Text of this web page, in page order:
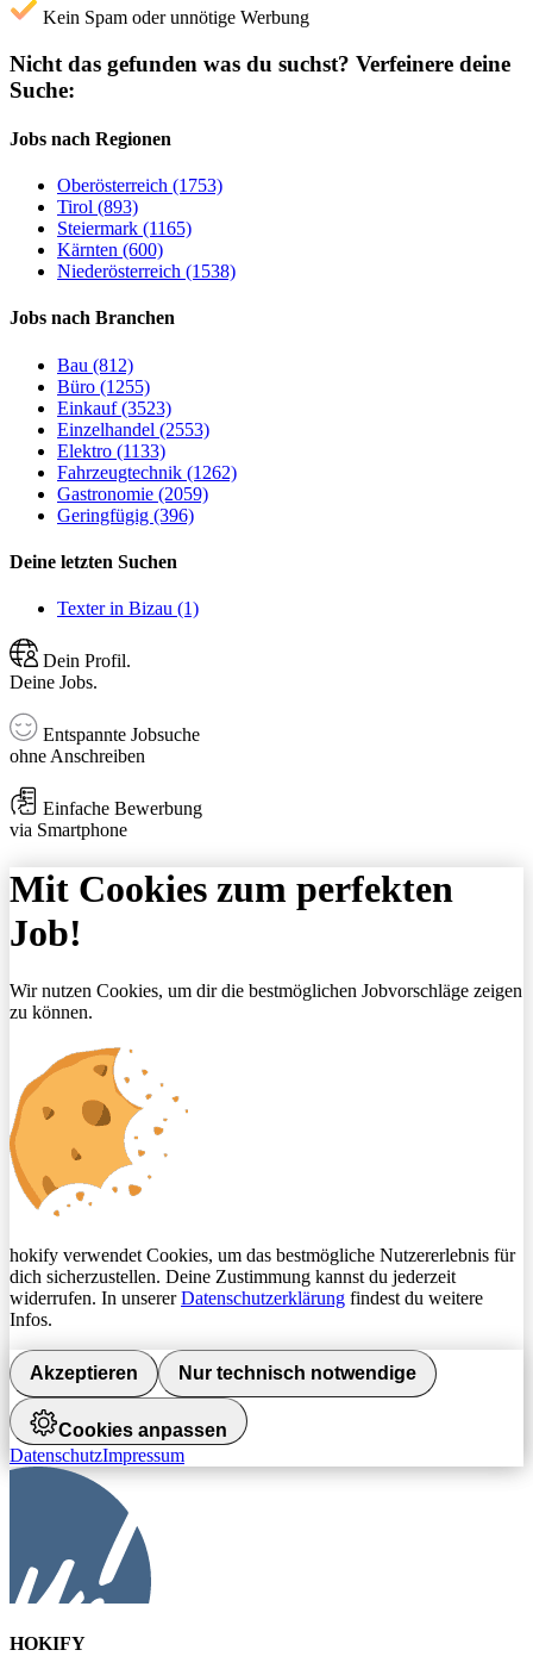
Kein Spam oder unnötige Werbung
Nicht das gefunden was du suchst? Verfeinere deine
Suche:
Jobs nach Regionen
Oberösterreich (1753)
Tirol (893)
Steiermark (1165)
Kärnten (600)
Niederösterreich (1538)
Jobs nach Branchen
Bau (812)
Büro (1255)
Einkauf (3523)
Einzelhandel (2553)
Elektro (1133)
Fahrzeugtechnik (1262)
Gastronomie (2059)
Geringfügig (396)
Deine letzten Suchen
Texter in Bizau (1)
Dein Profil.
Deine Jobs.
Entspannte Jobsuche
ohne Anschreiben
Einfache Bewerbung
via Smartphone
Mit Cookies zum perfekten
Job!
Wir nutzen Cookies, um dir die bestmöglichen Jobvorschläge zeigen
zu können.
hokify verwendet Cookies, um das bestmögliche Nutzererlebnis für
dich sicherzustellen. Deine Zustimmung kannst du jederzeit
widerrufen. In unsererDatenschutzerklärung findest du weitere
Infos.
Akzeptieren Nur technisch notwendige
Cookies anpassen
DatenschutzImpressum
HOKIFY